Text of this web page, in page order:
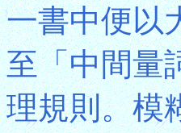
一書中便以
至「中間量
理規則。模